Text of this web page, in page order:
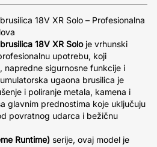
18V XR Solo – Profesionalna
18V XR Soloje vrhunski
upotrebu, koji
napredne sigurnosne funkcije i
ugaona brusilica je
i poliranje metala, kamena i
glavnim prednostima koje uključuju
povratnog udarca i bežičnu
Runtime) serije, ovaj model je